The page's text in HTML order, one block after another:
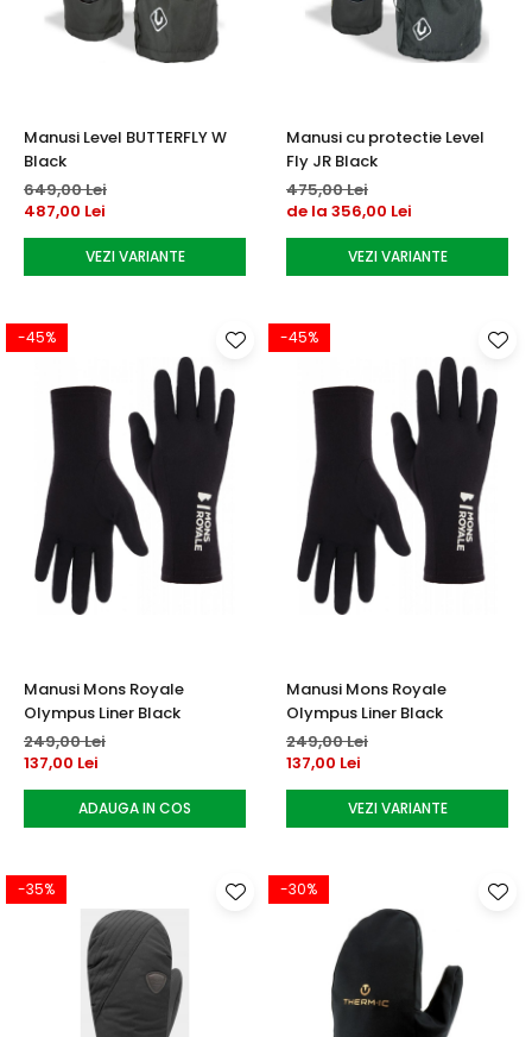
Manusi Level BUTTERFLY W
Black
649,00 Lei
487,00 Lei
VEZI VARIANTE
Manusi cu protectie Level
Fly JR Black
475,00 Lei
de la 356,00 Lei
VEZI VARIANTE
-45%
Manusi Mons Royale
Olympus Liner Black
249,00 Lei
137,00 Lei
ADAUGA IN COS
-45%
Manusi Mons Royale
Olympus Liner Black
249,00 Lei
137,00 Lei
VEZI VARIANTE
-35% -30%